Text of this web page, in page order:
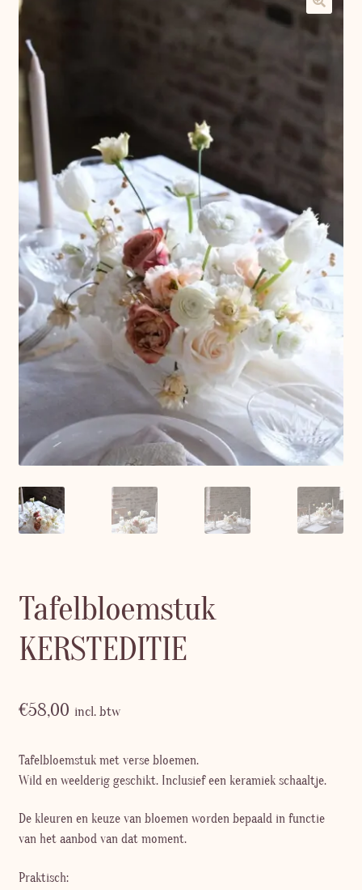
Tafelbloemstuk
KERSTEDITIE
€58,00 incl. btw
Tafelbloemstuk met verse bloemen.
Wild en weelderig geschikt. Inclusief een keramiek schaaltje.
De kleuren en keuze van bloemen worden bepaald in functie
van het aanbod van dat moment.
Praktisch: